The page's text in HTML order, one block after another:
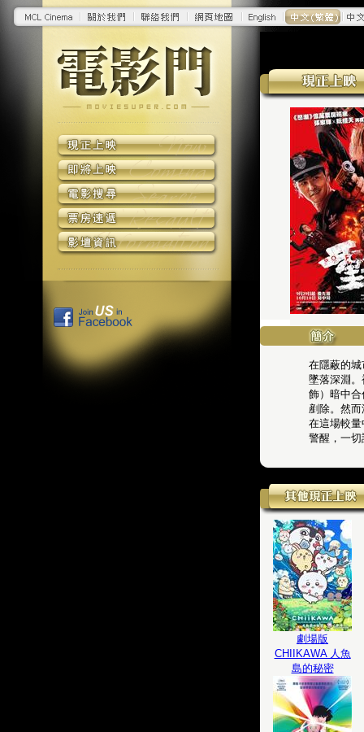
在隱蔽的
墜落深淵
飾）暗中
剷除。然
在這場較
警醒，一
劇場版
CHIIKAWA 人魚
島的秘密